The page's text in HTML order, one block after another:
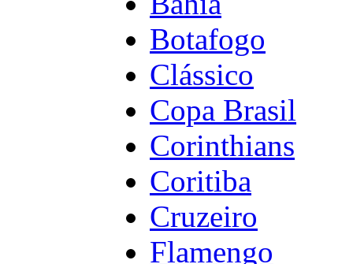
Botafogo
Clássico
Copa Brasil
Corinthians
Coritiba
Cruzeiro
Flamengo